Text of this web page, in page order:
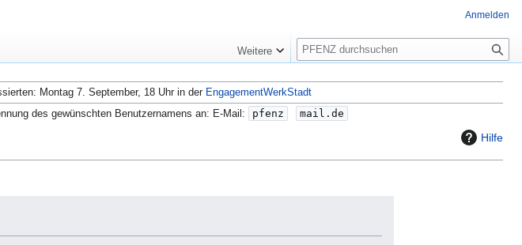
Montag 7. September, 18 Uhr in der EngagementWerkStadt
des gewünschten Benutzernamens an: E-Mail:
pfenz mail.de
Hilfe
Anmelden
Weitere
S
u
c
h
e